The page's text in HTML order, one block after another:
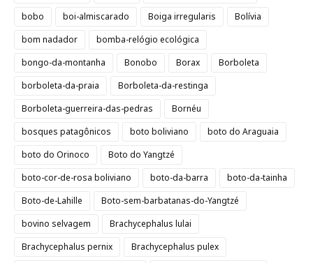
bobo
boi-almiscarado Boiga irregularis
Bolívia
bom nadador
bomba-relógio ecológica
bongo-da-montanha
Bonobo Borax
Borboleta
borboleta-da-praia
Borboleta-da-restinga
Borboleta-guerreira-das-pedras
Bornéu
bosques patagônicos
boto boliviano
boto do Araguaia
boto do Orinoco
Boto do Yangtzé
boto-cor-de-rosa boliviano
boto-da-barra
boto-da-tainha
Boto-de-Lahille
Boto-sem-barbatanas-do-Yangtzé
bovino selvagem
Brachycephalus lulai
Brachycephalus pernix
Brachycephalus pulex